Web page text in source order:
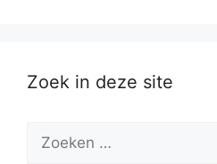
Zoek in deze site
Zoek